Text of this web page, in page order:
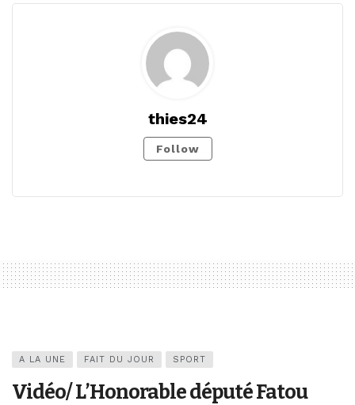
thies24
Follow
A LA UNE FAIT DU JOUR SPORT
Vidéo/ L’Honorable député Fatou